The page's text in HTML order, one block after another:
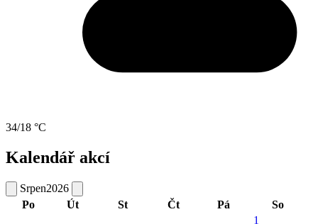
34/18 °C
Kalendář akcí
Srpen2026
Po
Út St Čt Pá So
1